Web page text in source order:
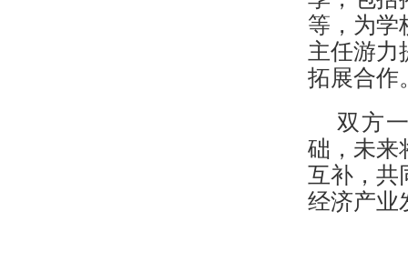
等，为学
主任游力
拓展合作
双方
础，未来
互补，共
经济产业